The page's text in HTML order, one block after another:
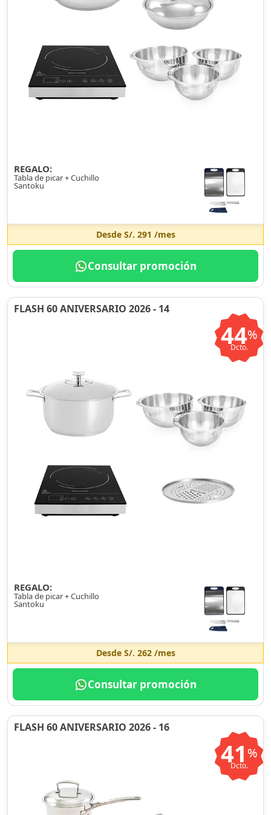
REGALO:
Tabla de picar + Cuchillo
Santoku
Desde S/. 291 /mes
Consultar promoción
FLASH 60 ANIVERSARIO 2026 - 14
44%
Dcto.
REGALO:
Tabla de picar + Cuchillo
Santoku
Desde S/. 262/mes
Consultar promoción
FLASH 60 ANIVERSARIO 2026 - 16
41 %
Dcto.